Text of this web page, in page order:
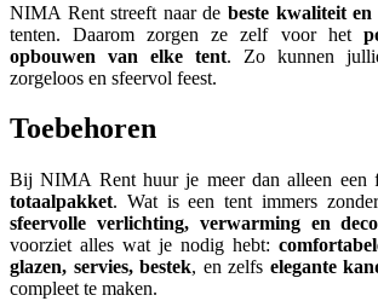
NIMA Rent streeft naar de beste kwaliteit
tenten. Daarom zorgen ze zelf voor het
opbouwen van elke tent. Zo kunnen
zorgeloos en sfeervol feest.
Toebehoren
Bij NIMA Rent huur je meer dan alleen een
totaalpakket. Wat is een tent immers
sfeervolle verlichting, verwarming en
voorziet alles wat je nodig hebt:
glazen, servies, bestek, en zelfs elegante
compleet te maken.